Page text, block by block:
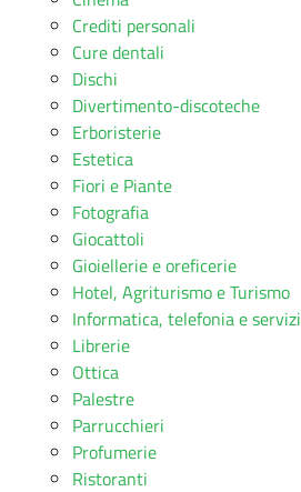
Crediti personali
Cure dentali
Dischi
Divertimento-discoteche
Erboristerie
Estetica
Fiori e Piante
Fotografia
Giocattoli
Gioiellerie e oreficerie
Hotel, Agriturismo e Turismo
Informatica, telefonia e servizi
Librerie
Ottica
Palestre
Parrucchieri
Profumerie
Ristoranti